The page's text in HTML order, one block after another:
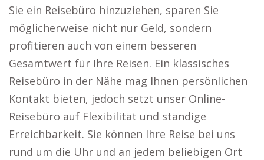
Sie ein Reisebüro hinzuziehen, sparen Sie
möglicherweise nicht nur Geld, sondern
profitieren auch von einem besseren
Gesamtwert für Ihre Reisen. Ein klassisches
Reisebüro in der Nähe mag Ihnen persönlichen
Kontakt bieten, jedoch setzt unser Online-
Reisebüro auf Flexibilität und ständige
Erreichbarkeit. Sie können Ihre Reise bei uns
rund um die Uhr und an jedem beliebigen Ort